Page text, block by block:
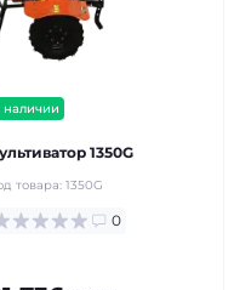
наличии
1350G
товара: 1350G
0